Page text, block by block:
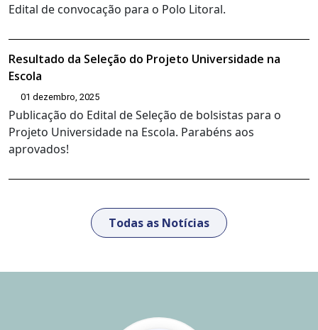
Edital de convocação para o Polo Litoral.
Resultado da Seleção do Projeto Universidade na
Escola
01 dezembro, 2025
Publicação do Edital de Seleção de bolsistas para o
Projeto Universidade na Escola. Parabéns aos
aprovados!
Todas as Notícias